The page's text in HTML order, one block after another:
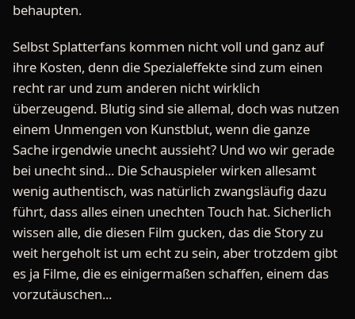
behaupten.
Selbst Splatterfans kommen nicht voll und ganz auf
ihre Kosten, denn die Spezialeffekte sind zum einen
recht rar und zum anderen nicht wirklich
überzeugend. Blutig sind sie allemal, doch was nutzen
einem Unmengen von Kunstblut, wenn die ganze
Sache irgendwie unecht aussieht? Und wo wir gerade
bei unecht sind... Die Schauspieler wirken allesamt
wenig authentisch, was natürlich zwangsläufig dazu
führt, dass alles einen unechten Touch hat. Sicherlich
wissen alle, die diesen Film gucken, das die Story zu
weit hergeholt ist um echt zu sein, aber trotzdem gibt
es ja Filme, die es einigermaßen schaffen, einem das
vorzutäuschen...